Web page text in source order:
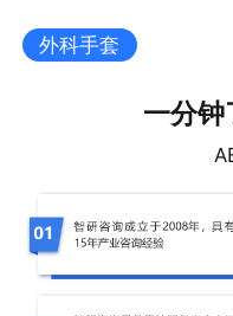
外科手套
一分钟